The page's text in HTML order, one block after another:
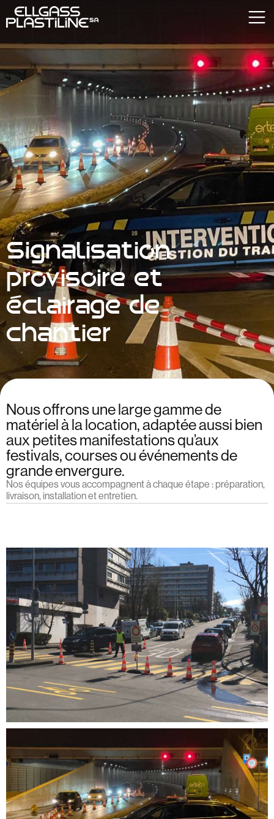
Signalisation
provisoire et
éclairage de
chantier
Nous offrons une large gamme de
matériel à la location, adaptée aussi bien
aux petites manifestations qu’aux
festivals, courses ou événements de
grande envergure.
Nos équipes vous accompagnent à chaque étape : préparation,
livraison, installation et entretien.